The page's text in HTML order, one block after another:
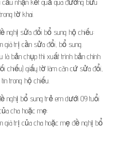
cầu nhận kết quả qua đường bưu
tờ khai.
nghị sửa đổi bổ sung hộ chiếu:
giá trị cần sửa đổi, bổ sung.
là bản chụp thì xuất trình bản chính
chiếu) giấy tờ làm căn cứ sửa đổi,
trong hộ chiếu.
nghị bổ sung trẻ em dưới 09 tuổi
cha hoặc mẹ:
giá trị của cha hoặc mẹ đề nghị bổ